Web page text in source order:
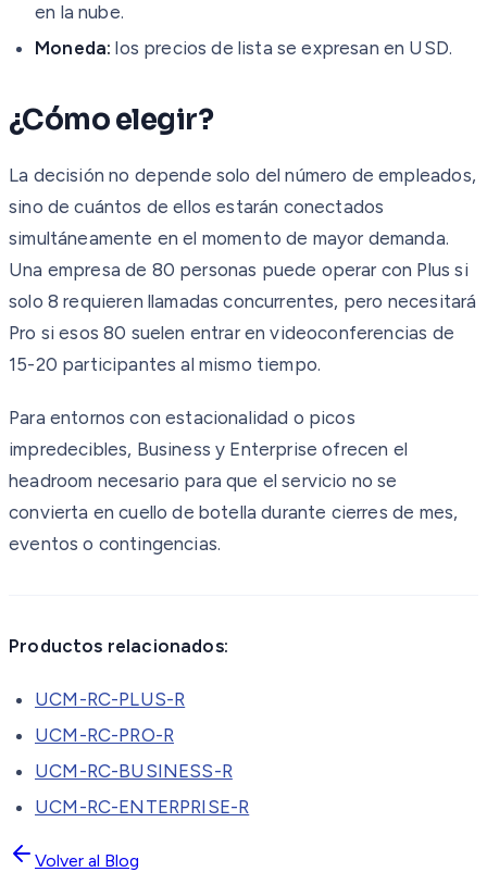
en la nube.
Moneda: los precios de lista se expresan en USD.
¿Cómo elegir?
La decisión no depende solo del número de empleados,
sino de cuántos de ellos estarán conectados
simultáneamente en el momento de mayor demanda.
Una empresa de 80 personas puede operar con Plus si
solo 8 requieren llamadas concurrentes, pero necesitará
Pro si esos 80 suelen entrar en videoconferencias de
15-20 participantes al mismo tiempo.
Para entornos con estacionalidad o picos
impredecibles, Business y Enterprise ofrecen el
headroom necesario para que el servicio no se
convierta en cuello de botella durante cierres de mes,
eventos o contingencias.
Productos relacionados:
UCM-RC-PLUS-R
UCM-RC-PRO-R
UCM-RC-BUSINESS-R
UCM-RC-ENTERPRISE-R
Volver al Blog